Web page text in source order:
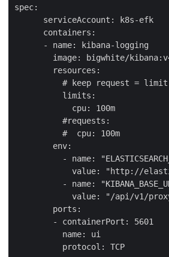
spec:
      serviceAccount: k8s-efk
      containers:
      - name: kibana-logging
image: bigwhite/
        resources:
# keep request =
          limits:
            cpu: 100m
          #requests:
          #  cpu: 100m
        env:
- name:
value: "http://
- name:
value: "/api/v1/
        ports:
        - containerPort: 5601
          name: ui
          protocol: TCP